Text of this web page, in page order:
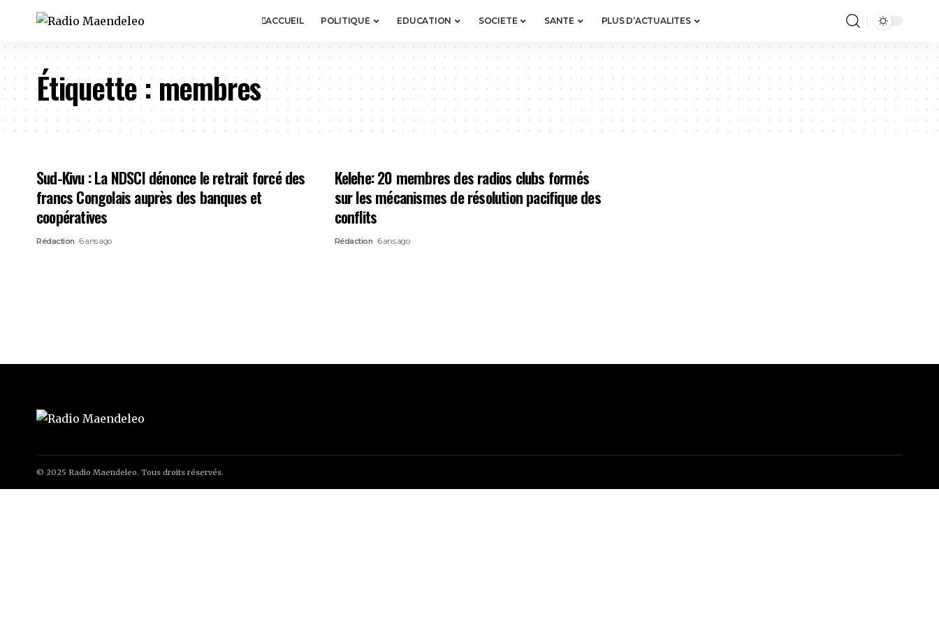
ACCUEIL POLITIQUE EDUCATION SOCIETE SANTE PLUS D’ACTUALITES
Étiquette :membres
Sud-Kivu : La NDSCI dénonce le retrait forcé des
francs Congolais auprès des banques et
coopératives
Rédaction 6 ans ago
Kelehe: 20 membres des radios clubs formés
sur les mécanismes de résolution pacifique des
conflits
Rédaction 6 ans ago
© 2025 Radio Maendeleo. Tous droits réservés.